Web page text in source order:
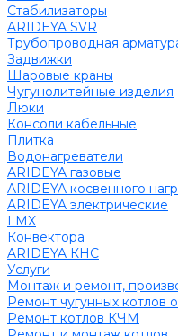
Стабилизаторы
ARIDEYA SVR
Трубопроводная
Задвижки
Шаровые краны
Чугунолитейные изделия
Люки
Консоли кабельные
Плитка
Водонагреватели
ARIDEYA газовые
ARIDEYA косвенного
ARIDEYA электрические
LMX
Конвектора
ARIDEYA КНС
Услуги
Монтаж и ремонт,
Ремонт чугунных котлов
Ремонт котлов КЧМ